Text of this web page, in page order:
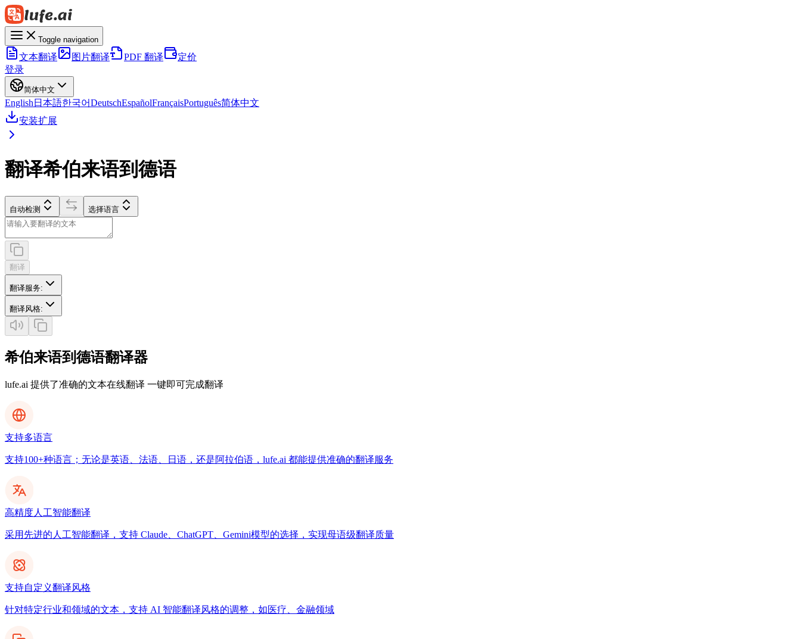
Toggle navigation
文本翻译 图片翻译 PDF 翻译
定价
登录
简体中文
English 日本語한국어DeutschEspañolFrançaisPortuguês简体中文
安装扩展
翻译希伯来语到德语
自动检测 选择语言
翻译
翻译服务:
翻译风格:
希伯来语到德语翻译器
lufe.ai 提供了准确的文本在线翻译 一键即可完成翻译
支持多语言
支持100+种语言；无论是英语、法语、日语，还是阿拉伯语，lufe.ai 都能提供准确的翻译服务
高精度人工智能翻译
采用先进的人工智能翻译，支持 Claude、ChatGPT、Gemini模型的选择，实现母语级翻译质量
支持自定义翻译风格
针对特定行业和领域的文本，支持 AI 智能翻译风格的调整，如医疗、金融领域